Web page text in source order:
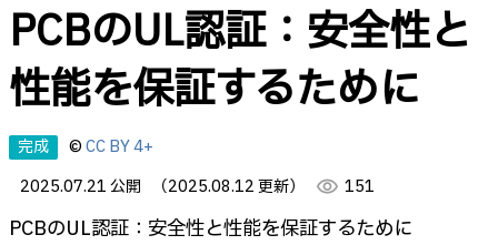
PCBのUL認証：安全性と
性能を保証するために
完成 ©CC BY 4+
2025.07.21 公開
（2025.08.12 更新） visibility 151
PCBのUL認証：安全性と性能を保証するために